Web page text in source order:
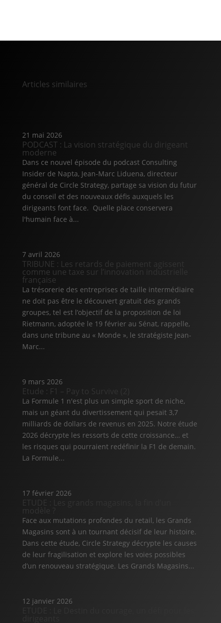
Articles similaires
21 mai 2026
PODCAST : La vision stratégique du dirigeant
moderne
Dans ce nouvel épisode du podcast Consulting
Insider de Napta, Jean-Marc Liduena, directeur
général de Circle Strategy, partage sa vision du futur
du conseil et des nouveaux défis auxquels les
dirigeants font face. Quelle place conservera
l'humain face à...
7 avril 2026
TRIBUNE : Les retards de paiement agissent
comme une taxe sur l’innovation industrielle
française
La trésorerie des entreprises de taille intermédiaire
ne doit pas être le découvert gratuit des grands
groupes, tel est l’objectif de la proposition de loi
Rietmann, adoptée le 19 février au Sénat, rappelle,
dans une tribune au « Monde », le stratégiste Jean-
Marc...
9 mars 2026
Etude : F1 – Pay to Survive (2)
La Formule 1 n'est plus un simple sport de niche,
mais un géant du divertissement qui pesait 3,7
milliards de dollars de revenus en 2025. Notre étude
2026 décrypte les ressorts de cette croissance… et
les risques qui pourraient redéfinir la F1 de demain.
La Formule...
17 février 2026
ETUDE : Les grands magasins, la fin d’un
modèle ?
Face aux mutations profondes du retail, les Grands
Magasins sont à un tournant décisif de leur histoire.
Dans cette étude, Circle Strategy décrypte les causes
de leur fragilisation et explore les voies possibles
d’un renouveau stratégique. Les Grands Magasins...
12 janvier 2026